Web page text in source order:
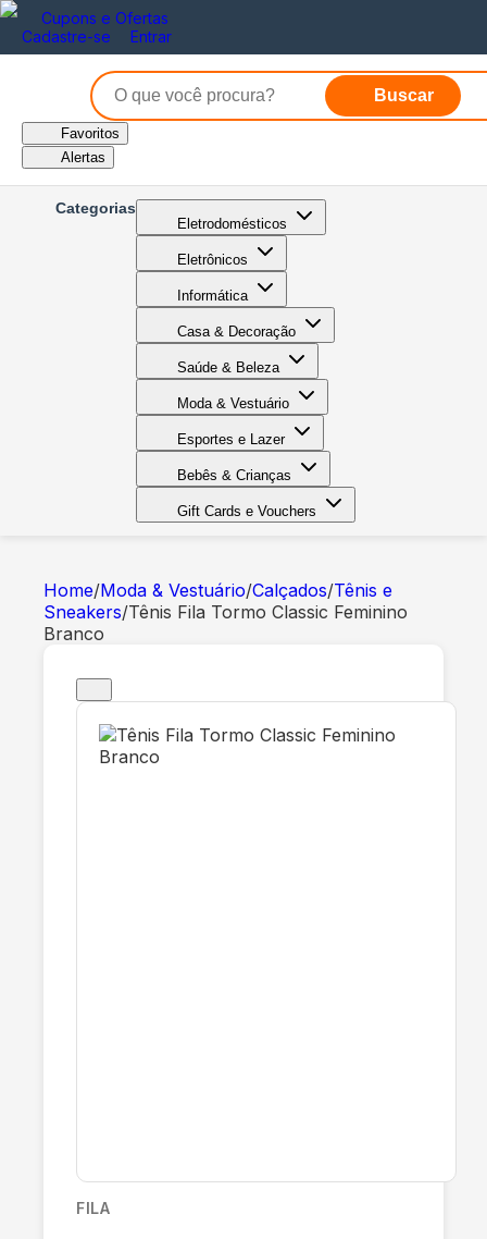
Cupons e Ofertas
Cadastre-se
Entrar
Buscar
Favoritos
Alertas
Categorias
Eletrodomésticos
Eletrônicos
Informática
Casa & Decoração
Saúde & Beleza
Moda & Vestuário
Esportes e Lazer
Bebês & Crianças
Gift Cards e Vouchers
Home/Moda & Vestuário/Calçados/Tênis e
Sneakers/Tênis Fila Tormo Classic Feminino
Branco
FILA